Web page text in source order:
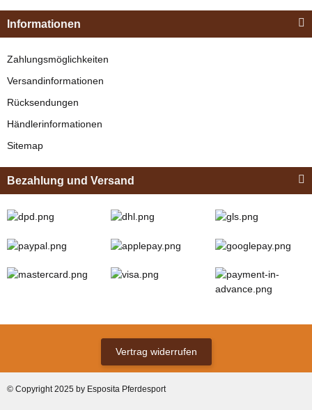
"Shettyglück"
Braun
329,00 €*
Zilco
Zilco Sicherheits-
(Sicherungsadapter)
Bestseller
Informationen
Zahlungsmöglichkeiten
Versandinformationen
Rücksendungen
Händlerinformationen
Sitemap
Bezahlung und Versand
Vertrag widerrufen
© Copyright 2025 by Esposita Pferdesport